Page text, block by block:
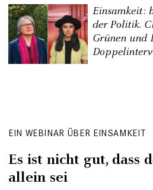
Einsamkeit:
der Politik.
Grünen und
EIN WEBINAR ÜBER EINSAMKEIT
Es ist nicht gut, dass
allein sei